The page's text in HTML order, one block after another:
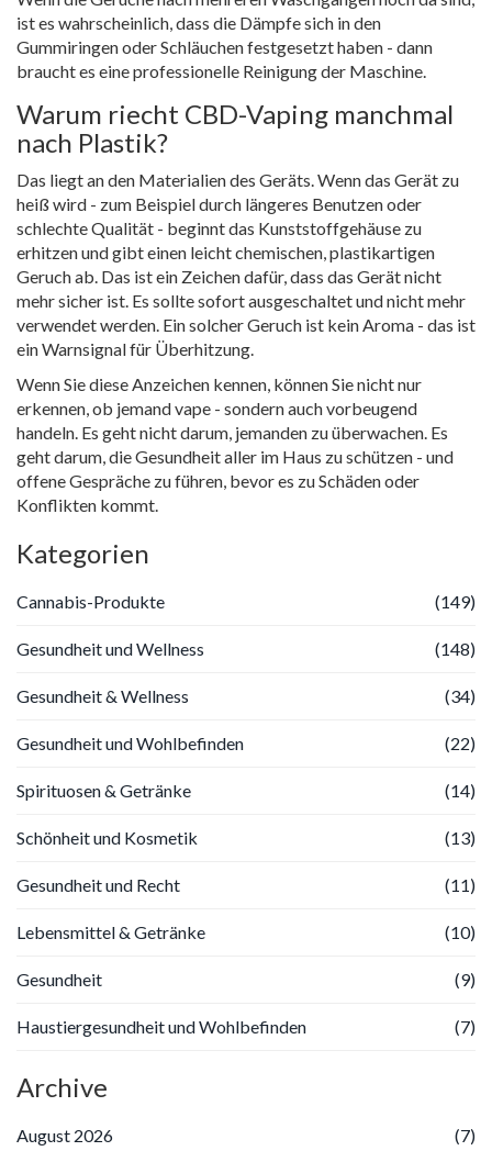
ist es wahrscheinlich, dass die Dämpfe sich in den
Gummiringen oder Schläuchen festgesetzt haben - dann
braucht es eine professionelle Reinigung der Maschine.
Warum riecht CBD-Vaping manchmal
nach Plastik?
Das liegt an den Materialien des Geräts. Wenn das Gerät zu
heiß wird - zum Beispiel durch längeres Benutzen oder
schlechte Qualität - beginnt das Kunststoffgehäuse zu
erhitzen und gibt einen leicht chemischen, plastikartigen
Geruch ab. Das ist ein Zeichen dafür, dass das Gerät nicht
mehr sicher ist. Es sollte sofort ausgeschaltet und nicht mehr
verwendet werden. Ein solcher Geruch ist kein Aroma - das ist
ein Warnsignal für Überhitzung.
Wenn Sie diese Anzeichen kennen, können Sie nicht nur
erkennen, ob jemand vape - sondern auch vorbeugend
handeln. Es geht nicht darum, jemanden zu überwachen. Es
geht darum, die Gesundheit aller im Haus zu schützen - und
offene Gespräche zu führen, bevor es zu Schäden oder
Konflikten kommt.
Kategorien
Cannabis-Produkte (149)
Gesundheit und Wellness (148)
Gesundheit & Wellness (34)
Gesundheit und Wohlbefinden (22)
Spirituosen & Getränke (14)
Schönheit und Kosmetik (13)
Gesundheit und Recht (11)
Lebensmittel & Getränke (10)
Gesundheit (9)
Haustiergesundheit und Wohlbefinden (7)
Archive
August 2026 (7)